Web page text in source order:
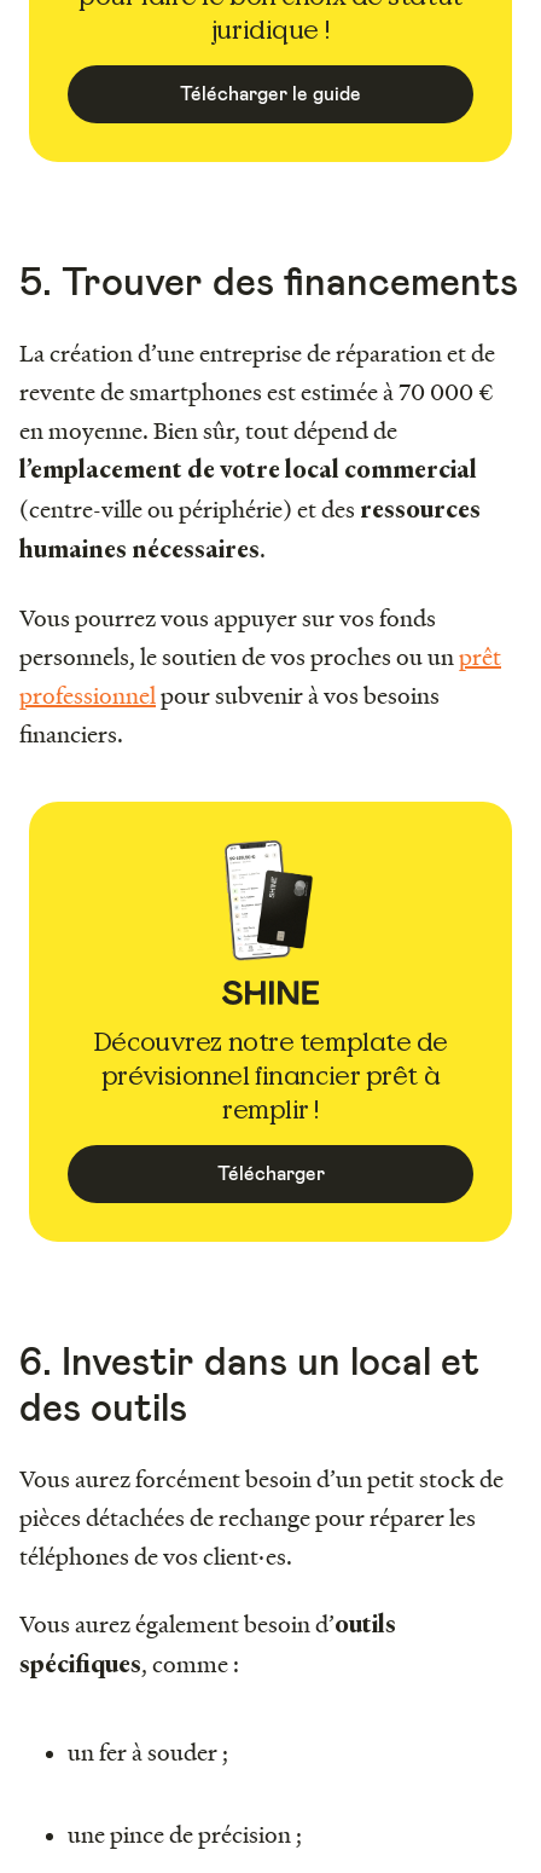
juridique !
Télécharger le guide
5. Trouver des financements
La création d’une entreprise de réparation et de
revente de smartphones est estimée à 70 000 €
en moyenne. Bien sûr, tout dépend de
l’emplacement de votre local commercial
(centre-ville ou périphérie) et des ressources
humaines nécessaires.
Vous pourrez vous appuyer sur vos fonds
personnels, le soutien de vos proches ou unprêt
professionnelpour subvenir à vos besoins
financiers.
Découvrez notre template de
prévisionnel financier prêt à
remplir !
Télécharger
6. Investir dans un local et
des outils
Vous aurez forcément besoin d’un petit stock de
pièces détachées de rechange pour réparer les
téléphones de vos client·es.
Vous aurez également besoin d’outils
spécifiques, comme :
un fer à souder ;
une pince de précision ;